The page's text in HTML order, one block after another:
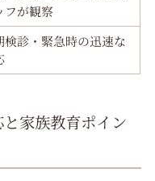
フが観察
検診・緊急時の迅速な
家族教育ポイン